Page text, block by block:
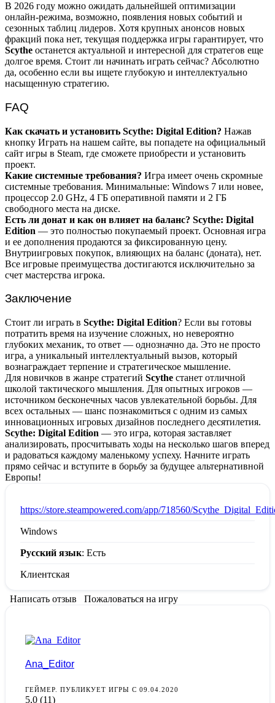
В 2026 году можно ожидать дальнейшей оптимизации
онлайн-режима, возможно, появления новых событий и
сезонных таблиц лидеров. Хотя крупных анонсов новых
фракций пока нет, текущая поддержка игры гарантирует, что
Scythe останется актуальной и интересной для стратегов еще
долгое время. Стоит ли начинать играть сейчас? Абсолютно
да, особенно если вы ищете глубокую и интеллектуально
насыщенную стратегию.
FAQ
Как скачать и установить Scythe: Digital Edition? Нажав
кнопку Играть на нашем сайте, вы попадете на официальный
сайт игры в Steam, где сможете приобрести и установить
проект.
Какие системные требования? Игра имеет очень скромные
системные требования. Минимальные: Windows 7 или новее,
процессор 2.0 GHz, 4 ГБ оперативной памяти и 2 ГБ
свободного места на диске.
Есть ли донат и как он влияет на баланс? Scythe: Digital
Edition — это полностью покупаемый проект. Основная игра
и ее дополнения продаются за фиксированную цену.
Внутриигровых покупок, влияющих на баланс (доната), нет.
Все игровые преимущества достигаются исключительно за
счет мастерства игрока.
Заключение
Стоит ли играть в Scythe: Digital Edition? Если вы готовы
потратить время на изучение сложных, но невероятно
глубоких механик, то ответ — однозначно да. Это не просто
игра, а уникальный интеллектуальный вызов, который
вознаграждает терпение и стратегическое мышление.
Для новичков в жанре стратегий Scythe станет отличной
школой тактического мышления. Для опытных игроков —
источником бесконечных часов увлекательной борьбы. Для
всех остальных — шанс познакомиться с одним из самых
инновационных игровых дизайнов последнего десятилетия.
Scythe: Digital Edition — это игра, которая заставляет
анализировать, просчитывать ходы на несколько шагов вперед
и радоваться каждому маленькому успеху. Начните играть
прямо сейчас и вступите в борьбу за будущее альтернативной
Европы!
https://store.steampowered.com/app/718560/
Windows
Русский язык: Есть
Клиентская
Написать отзыв Пожаловаться на игру
Ana_Editor
ГЕЙМЕР. ПУБЛИКУЕТ ИГРЫ С 09.04.2020
5,0 (11)